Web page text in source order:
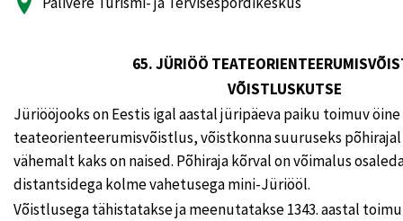
65. JÜRIÖÖ
VÕISTLUSKUTSE
Jüriööjooks on Eestis igal aastal jüripäeva paiku toimuv öine
teateorienteerumisvõistlus, võistkonna suuruseks
vähemalt kaks on naised. Põhiraja kõrval on võimalus
distantsidega kolme vahetusega mini-Jüriööl.
Võistlusega tähistatakse ja meenutatakse 1343. aastal